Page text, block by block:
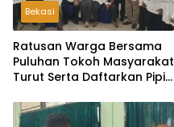
Bekasi
Ratusan Warga Bersama
Puluhan Tokoh Masyarakat
Turut Serta Daftarkan Pipit
Kepala Desa Lambangsari